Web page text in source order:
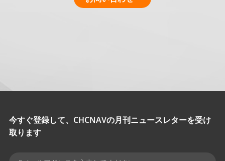
今すぐ登録して、CHCNAVの月刊ニュースレターを受け
取ります